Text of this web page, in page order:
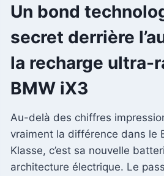
Un bond
secret derrière
la recharge ultra-
BMW iX3
Au-delà des chiffres
vraiment la différence dans le
Klasse, c’est sa nouvelle
architecture électrique. Le